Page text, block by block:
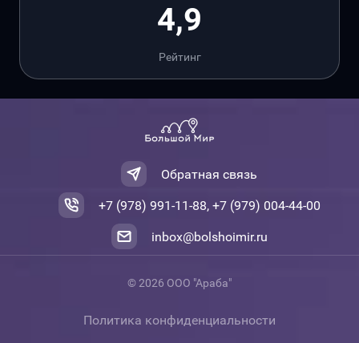
4,9
Рейтинг
Обратная связь
+7 (978) 991-11-88, +7 (979) 004-44-00
inbox@bolshoimir.ru
© 2026 ООО "Араба"
Политика конфиденциальности